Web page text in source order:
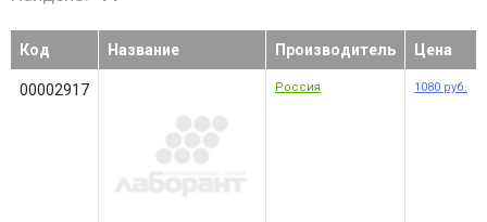
Код Название Производитель Цена
00002917 Россия 1080 руб.